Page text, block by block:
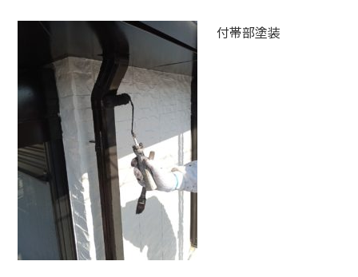
付帯部塗装